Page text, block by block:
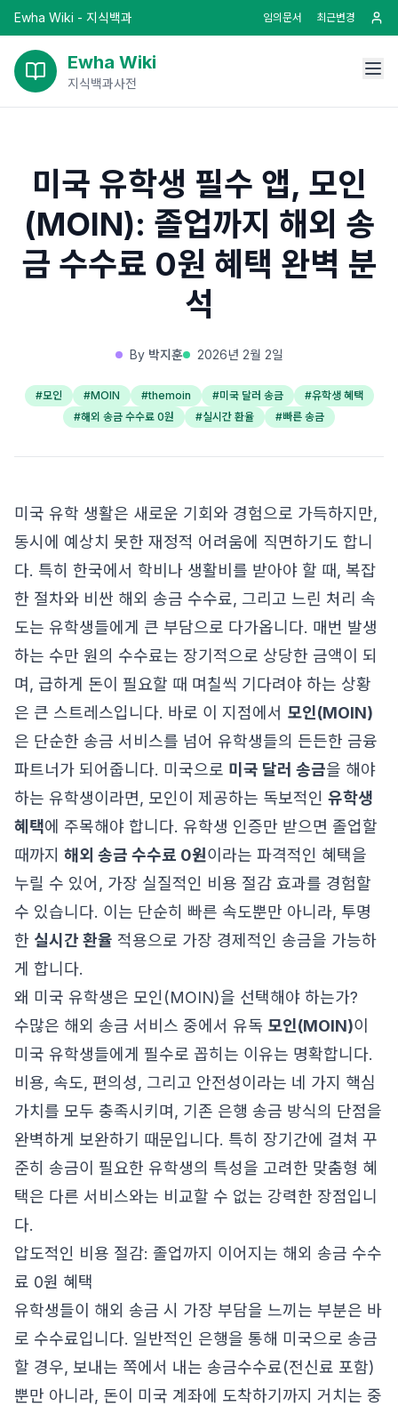
Ewha Wiki - 지식백과 임의문서 최근변경
Ewha Wiki
지식백과사전
미국 유학생 필수 앱, 모인
(MOIN): 졸업까지 해외 송
금 수수료 0원 혜택 완벽 분
석
By 박지훈 2026년 2월 2일
#모인 #MOIN #themoin #미국 달러 송금 #유학생 혜택
#해외 송금 수수료 0원 #실시간 환율 #빠른 송금
미국 유학 생활은 새로운 기회와 경험으로 가득하지만,
동시에 예상치 못한 재정적 어려움에 직면하기도 합니
다. 특히 한국에서 학비나 생활비를 받아야 할 때, 복잡
한 절차와 비싼 해외 송금 수수료, 그리고 느린 처리 속
도는 유학생들에게 큰 부담으로 다가옵니다. 매번 발생
하는 수만 원의 수수료는 장기적으로 상당한 금액이 되
며, 급하게 돈이 필요할 때 며칠씩 기다려야 하는 상황
은 큰 스트레스입니다. 바로 이 지점에서 모인(MOIN)
은 단순한 송금 서비스를 넘어 유학생들의 든든한 금융
파트너가 되어줍니다. 미국으로 미국 달러 송금을 해야
하는 유학생이라면, 모인이 제공하는 독보적인 유학생
혜택에 주목해야 합니다. 유학생 인증만 받으면 졸업할
때까지 해외 송금 수수료 0원이라는 파격적인 혜택을
누릴 수 있어, 가장 실질적인 비용 절감 효과를 경험할
수 있습니다. 이는 단순히 빠른 속도뿐만 아니라, 투명
한 실시간 환율 적용으로 가장 경제적인 송금을 가능하
게 합니다.
왜 미국 유학생은 모인(MOIN)을 선택해야 하는가?
수많은 해외 송금 서비스 중에서 유독 모인(MOIN)이
미국 유학생들에게 필수로 꼽히는 이유는 명확합니다.
비용, 속도, 편의성, 그리고 안전성이라는 네 가지 핵심
가치를 모두 충족시키며, 기존 은행 송금 방식의 단점을
완벽하게 보완하기 때문입니다. 특히 장기간에 걸쳐 꾸
준히 송금이 필요한 유학생의 특성을 고려한 맞춤형 혜
택은 다른 서비스와는 비교할 수 없는 강력한 장점입니
다.
압도적인 비용 절감: 졸업까지 이어지는 해외 송금 수수
료 0원 혜택
유학생들이 해외 송금 시 가장 부담을 느끼는 부분은 바
로 수수료입니다. 일반적인 은행을 통해 미국으로 송금
할 경우, 보내는 쪽에서 내는 송금수수료(전신료 포함)
뿐만 아니라, 돈이 미국 계좌에 도착하기까지 거치는 중